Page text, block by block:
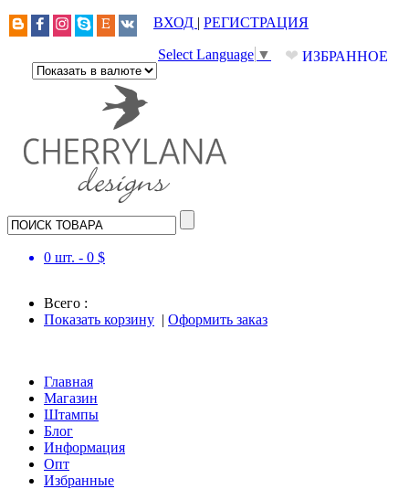
ВХОД | РЕГИСТРАЦИЯ
❤ ИЗБРАННОЕ
Select Language ▼
0 шт. - 0 $
Всего :
Показать корзину | Оформить заказ
Главная
Магазин
Штампы
Блог
Информация
Опт
Избранные